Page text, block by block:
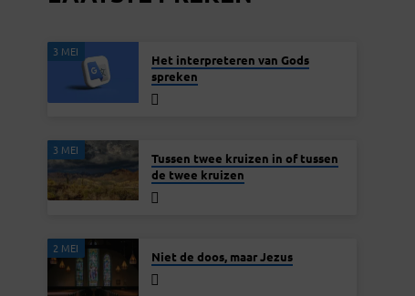
3 MEI
Het interpreteren van Gods
spreken
3 MEI
Tussen twee kruizen in of tussen
de twee kruizen
2 MEI
Niet de doos, maar Jezus